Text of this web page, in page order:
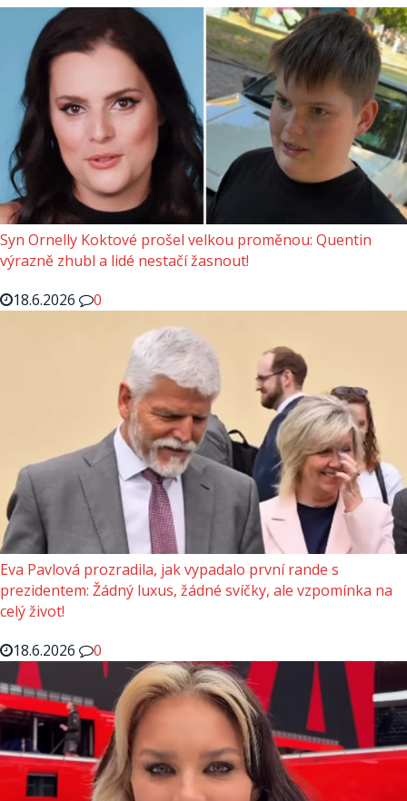
Syn Ornelly Koktové prošel velkou proměnou: Quentin
výrazně zhubl a lidé nestačí žasnout!
18.6.2026
0
Eva Pavlová prozradila, jak vypadalo první rande s
prezidentem: Žádný luxus, žádné svíčky, ale vzpomínka na
celý život!
18.6.2026
0